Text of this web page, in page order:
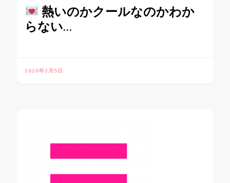
熱いのかクールなのかわか
らない…
2020年2月5日